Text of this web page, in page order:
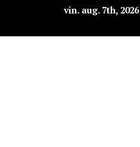
vin. aug. 7th, 2026